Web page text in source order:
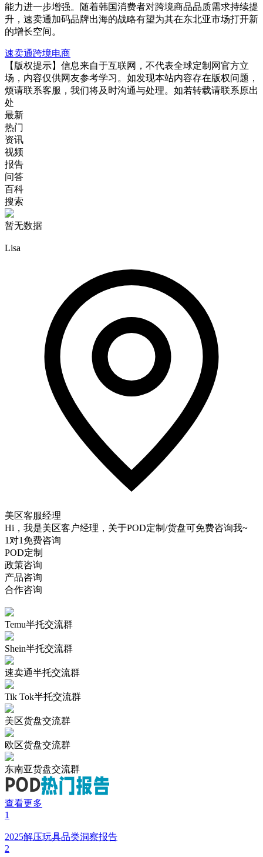
能力进一步增强。随着韩国消费者对跨境商品品质需求持续提
升，速卖通加码品牌出海的战略有望为其在东北亚市场打开新
的增长空间。
速卖通跨境电商
【版权提示】信息来自于互联网，不代表全球定制网官方立
场，内容仅供网友参考学习。如发现本站内容存在版权问题，
烦请联系客服，我们将及时沟通与处理。如若转载请联系原出
处
最新
热门
资讯
视频
报告
问答
百科
搜索
暂无数据
Lisa
美区客服经理
Hi，我是美区客户经理，关于POD定制/货盘可免费咨询我~
1对1免费咨询
POD定制
政策咨询
产品咨询
合作咨询
Temu半托交流群
Shein半托交流群
速卖通半托交流群
Tik Tok半托交流群
美区货盘交流群
欧区货盘交流群
东南亚货盘交流群
查看更多
1
2025解压玩具品类洞察报告
2